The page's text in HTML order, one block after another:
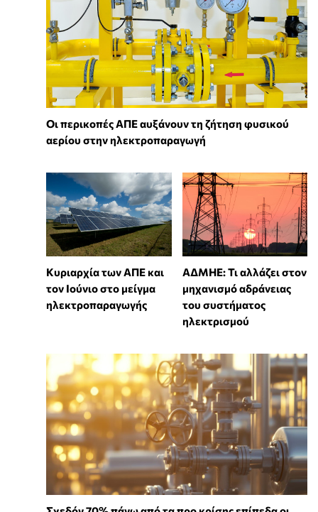
Οι περικοπές ΑΠΕ αυξάνουν τη ζήτηση φυσικού
αερίου στην ηλεκτροπαραγωγή
Κυριαρχία των ΑΠΕ και
τον Ιούνιο στο μείγμα
ηλεκτροπαραγωγής
ΑΔΜΗΕ: Τι αλλάζει στον
μηχανισμό αδράνειας
του συστήματος
ηλεκτρισμού